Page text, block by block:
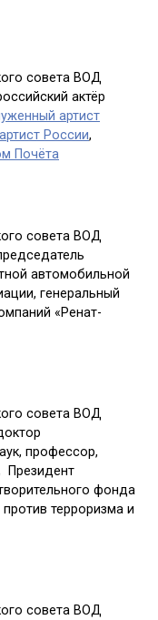
совета ВОД
актёр
артист
России,
Почёта
совета ВОД
автомобильной
генеральный
«Ренат-
совета ВОД
профессор,
Президент
фонда
терроризма и
совета ВОД